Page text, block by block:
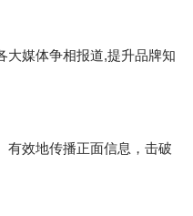
大媒体争相报道,提升品牌知
有效地传播正面信息，击破